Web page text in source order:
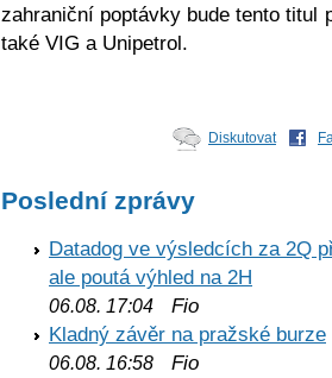
zahraniční poptávky bude tento titul
také VIG a Unipetrol.
Diskutovat
Poslední zprávy
Datadog ve výsledcích za 2Q
ale poutá výhled na 2H
06.08. 17:04 Fio
Kladný závěr na pražské burze
06.08. 16:58 Fio